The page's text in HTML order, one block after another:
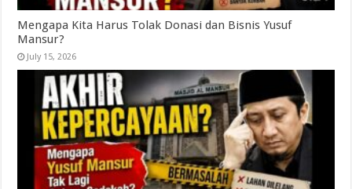
Mengapa Kita Harus Tolak Donasi dan Bisnis Yusuf
Mansur?
July 15, 2026